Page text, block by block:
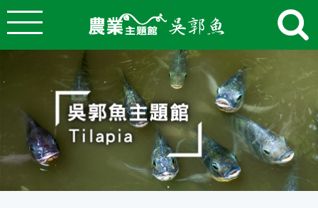
跳到主要內容
農業知識入口網